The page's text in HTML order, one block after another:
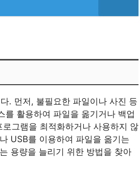
. 먼저, 불필요한 파일이나 사진 등
를 활용하여 파일을 옮기거나 백업
그램을 최적화하거나 사용하지 않
USB를 이용하여 파일을 옮기는
용량을 늘리기 위한 방법을 찾아